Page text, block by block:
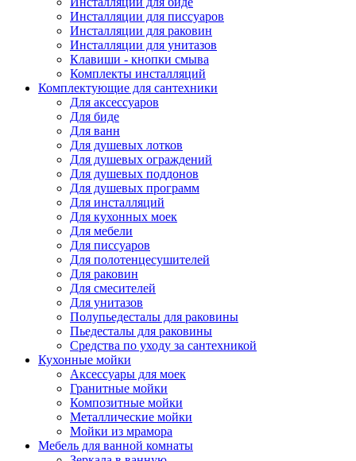
Инсталляции для писсуаров
Инсталляции для раковин
Инсталляции для унитазов
Клавиши - кнопки смыва
Комплекты инсталляций
Комплектующие для сантехники
Для аксессуаров
Для биде
Для ванн
Для душевых лотков
Для душевых ограждений
Для душевых поддонов
Для душевых программ
Для инсталляций
Для кухонных моек
Для мебели
Для писсуаров
Для полотенцесушителей
Для раковин
Для смесителей
Для унитазов
Полупьедесталы для раковины
Пьедесталы для раковины
Средства по уходу за сантехникой
Кухонные мойки
Аксессуары для моек
Гранитные мойки
Композитные мойки
Металлические мойки
Мойки из мрамора
Мебель для ванной комнаты